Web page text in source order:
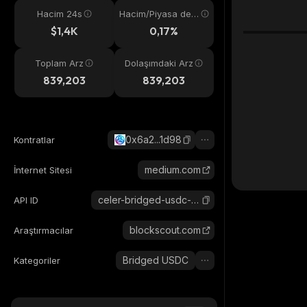
Hacim 24s
$1,4K
Hacim/Piyasa değ
0,17%
Toplam Arz
839,203
Dolaşımdaki Arz
839,203
Kontratlar 0x6a2...1d98
İnternet Sitesi medium.com
API ID celer-bridged-usdc-astar
Araştırmacılar blockscout.com
Kategoriler Bridged USDC